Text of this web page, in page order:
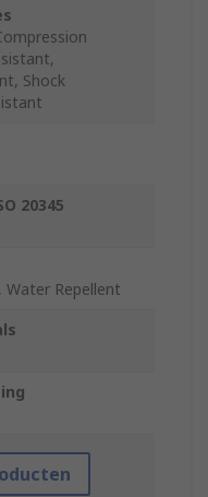
Shock
20345
Repellent